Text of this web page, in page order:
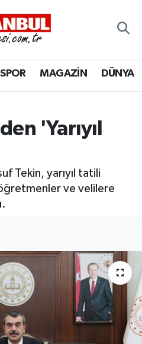
SPOR MAGAZİN DÜNYA
'Yarıyıl
Tekin, yarıyıl tatili
ve velilere
ve Fikstür